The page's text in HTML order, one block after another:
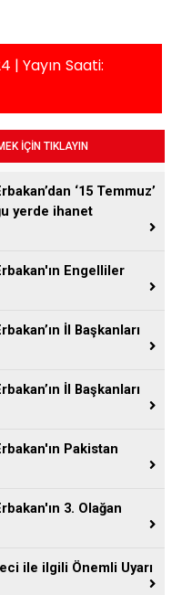
| Yayın Saati:
İÇİN TIKLAYIN
‘15 Temmuz’
yerde ihanet
Engelliler
İl Başkanları
İl Başkanları
Pakistan
3. Olağan
ile ilgili Önemli Uyarı